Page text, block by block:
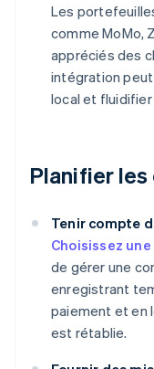
Les
comme MoMo,
appréciés des
intégration
local et
Planifier
Tenir compte
Choisissez
de gérer une
enregistrant
paiement et en
est rétablie.